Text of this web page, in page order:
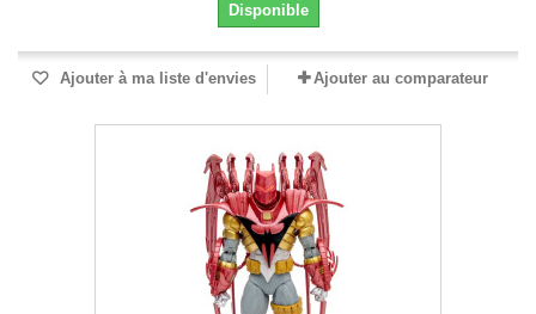
Disponible
Ajouter à ma liste d'envies Ajouter au comparateur